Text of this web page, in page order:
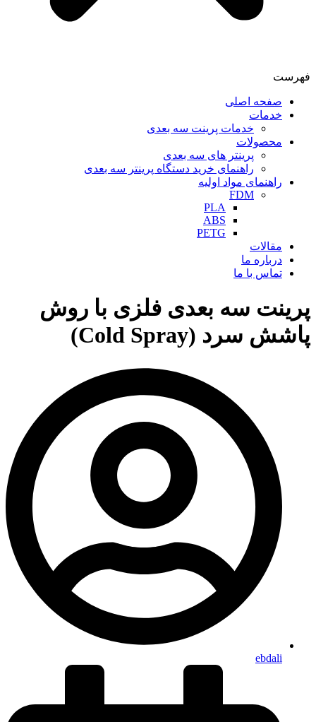
فهرست
صفحه اصلی
خدمات
خدمات پرینت سه بعدی
محصولات
پرینتر های سه بعدی
راهنمای خرید دستگاه پرینتر سه بعدی
راهنمای مواد اولیه
FDM
PLA
ABS
PETG
مقالات
درباره ما
تماس با ما
پرینت سه بعدی فلزی با روش
پاشش سرد (Cold Spray)
ebdali